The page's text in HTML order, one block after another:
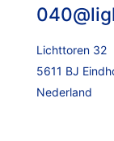
Lichttoren 32
5611 BJ
Nederland